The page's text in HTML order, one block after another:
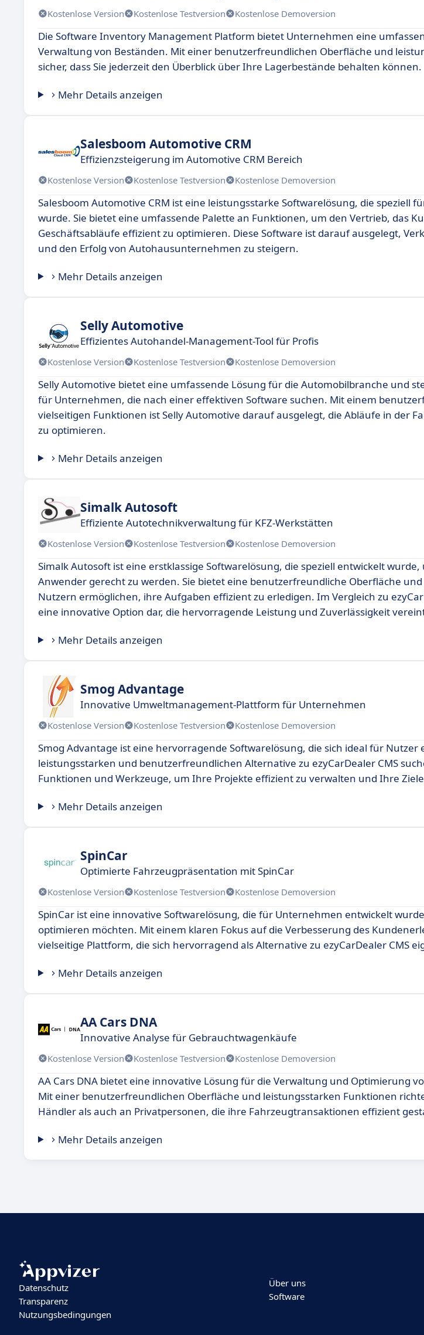
Kostenlose Version Kostenlose Testversion Kostenlose Demoversion
Die Software Inventory Management Platform bietet Unternehmen eine
Verwaltung von Beständen. Mit einer benutzerfreundlichen Oberfläche und
sicher, dass Sie jederzeit den Überblick über Ihre Lagerbestände behalten können.
Mehr Details anzeigen
Salesboom Automotive CRM
Effizienzsteigerung im Automotive CRM Bereich
Kostenlose Version Kostenlose Testversion Kostenlose Demoversion
Salesboom Automotive CRM ist eine leistungsstarke Softwarelösung, die speziell
wurde. Sie bietet eine umfassende Palette an Funktionen, um den Vertrieb, das
Geschäftsabläufe effizient zu optimieren. Diese Software ist darauf ausgelegt,
und den Erfolg von Autohausunternehmen zu steigern.
Mehr Details anzeigen
Selly Automotive
Effizientes Autohandel-Management-Tool für Profis
Kostenlose Version Kostenlose Testversion Kostenlose Demoversion
Selly Automotive bietet eine umfassende Lösung für die Automobilbranche und
für Unternehmen, die nach einer effektiven Software suchen. Mit einem
vielseitigen Funktionen ist Selly Automotive darauf ausgelegt, die Abläufe in der
zu optimieren.
Mehr Details anzeigen
Simalk Autosoft
Effiziente Autotechnikverwaltung für KFZ-Werkstätten
Kostenlose Version Kostenlose Testversion Kostenlose Demoversion
Simalk Autosoft ist eine erstklassige Softwarelösung, die speziell entwickelt
Anwender gerecht zu werden. Sie bietet eine benutzerfreundliche Oberfläche
Nutzern ermöglichen, ihre Aufgaben effizient zu erledigen. Im Vergleich zu
eine innovative Option dar, die hervorragende Leistung und Zuverlässigkeit
Mehr Details anzeigen
Smog Advantage
Innovative Umweltmanagement-Plattform für Unternehmen
Kostenlose Version Kostenlose Testversion Kostenlose Demoversion
Smog Advantage ist eine hervorragende Softwarelösung, die sich ideal für Nutzer
leistungsstarken und benutzerfreundlichen Alternative zu ezyCarDealer CMS
Funktionen und Werkzeuge, um Ihre Projekte effizient zu verwalten und Ihre
Mehr Details anzeigen
SpinCar
Optimierte Fahrzeugpräsentation mit SpinCar
Kostenlose Version Kostenlose Testversion Kostenlose Demoversion
SpinCar ist eine innovative Softwarelösung, die für Unternehmen entwickelt
optimieren möchten. Mit einem klaren Fokus auf die Verbesserung des
vielseitige Plattform, die sich hervorragend als Alternative zu ezyCarDealer CMS
Mehr Details anzeigen
AA Cars DNA
Innovative Analyse für Gebrauchtwagenkäufe
Kostenlose Version Kostenlose Testversion Kostenlose Demoversion
AA Cars DNA bietet eine innovative Lösung für die Verwaltung und Optimierung
Mit einer benutzerfreundlichen Oberfläche und leistungsstarken Funktionen
Händler als auch an Privatpersonen, die ihre Fahrzeugtransaktionen effizient
Mehr Details anzeigen
Datenschutz
Transparenz
Nutzungsbedingungen
Über uns
Software